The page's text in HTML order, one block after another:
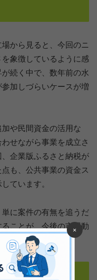
から見ると、今回のニ
象徴しているように感
続く中で、数年前の水
加しづらいケースが増
や民間資金の活用な
せながら事業を成立さ
企業版ふるさと納税が
も、公共事業の資金ス
ています。
に案件の有無を追うだ
ことが、今後の市場動
。
×